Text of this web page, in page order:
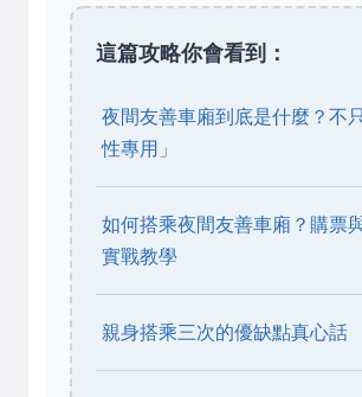
這篇攻略你會看到：
夜間友善車廂到底是什麼？不
性專用」
如何搭乘夜間友善車廂？購票
實戰教學
親身搭乘三次的優缺點真心話